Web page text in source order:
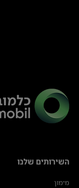
השירותים שלנו
מימון